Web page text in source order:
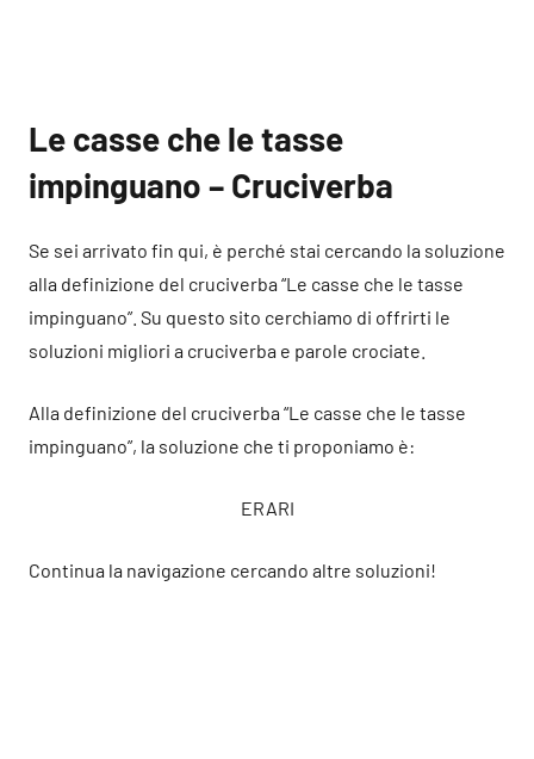
Le casse che le tasse
impinguano – Cruciverba
Se sei arrivato fin qui, è perché stai cercando la soluzione
alla definizione del cruciverba “Le casse che le tasse
impinguano”. Su questo sito cerchiamo di offrirti le
soluzioni migliori a cruciverba e parole crociate.
Alla definizione del cruciverba “Le casse che le tasse
impinguano”, la soluzione che ti proponiamo è:
ERARI
Continua la navigazione cercando altre soluzioni!